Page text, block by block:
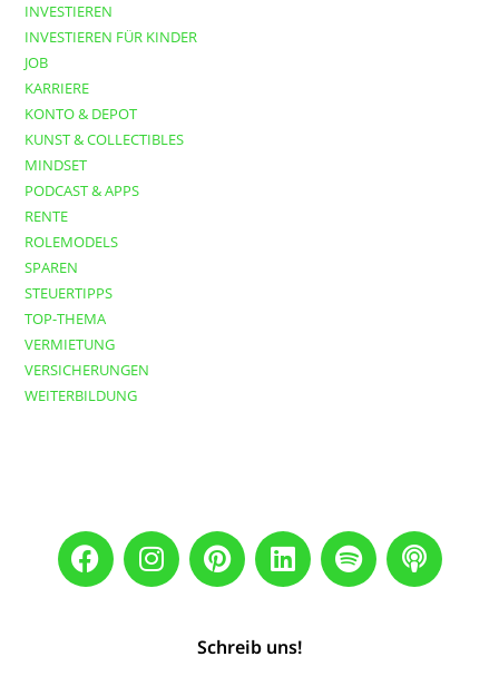
INVESTIEREN
INVESTIEREN FÜR KINDER
JOB
KARRIERE
KONTO & DEPOT
KUNST & COLLECTIBLES
MINDSET
PODCAST & APPS
RENTE
ROLEMODELS
SPAREN
STEUERTIPPS
TOP-THEMA
VERMIETUNG
VERSICHERUNGEN
WEITERBILDUNG
Schreib uns!